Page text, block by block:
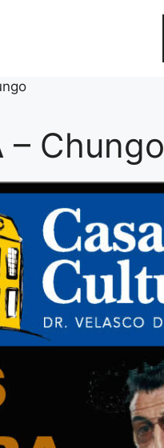
Chungo